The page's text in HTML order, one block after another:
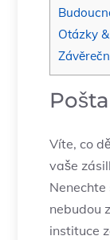
Otázky
Víte, co
vaše
nebudou
instituce